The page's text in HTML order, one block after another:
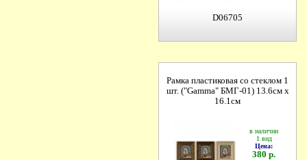
D06705
Рамка пластиковая со стеклом 1
шт. ("Gamma" БМГ-01) 13.6см х
16.1см
в наличии
1 вид
Цена:
380 р.